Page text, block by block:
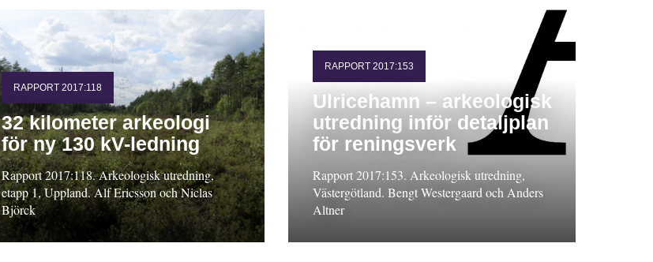
RAPPORT 2017:118
32 kilometer arkeologi
för ny 130 kV-ledning
Rapport 2017:118. Arkeologisk utredning,
etapp 1, Uppland. Alf Ericsson och Niclas
Björck
RAPPORT 2017:153
Ulricehamn – arkeologisk
utredning inför detaljplan
för reningsverk
Rapport 2017:153. Arkeologisk utredning,
Västergötland. Bengt Westergaard och Anders
Altner